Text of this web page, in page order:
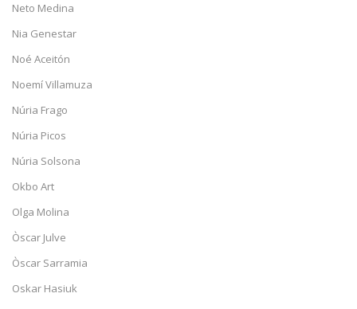
Neto Medina
Nia Genestar
Noé Aceitón
Noemí Villamuza
Núria Frago
Núria Picos
Núria Solsona
Okbo Art
Olga Molina
Òscar Julve
Òscar Sarramia
Oskar Hasiuk